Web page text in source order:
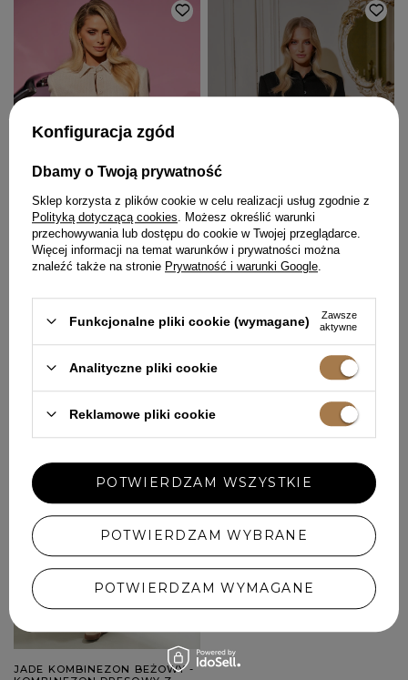
W DWÓCH WARIANTACH W
ZALEŻNOŚCI OD WZROSTU
829,00 ZŁ
WARIANT DLA WYŻSZYCH
OSÓB
XS
669,00 ZŁ
OKAZJA
JADE KOMBINEZON BEŻOWY -
Konfiguracja zgód
Dbamy o Twoją prywatność
Sklep korzysta z plików cookie w celu realizacji usług zgodnie z
Polityką dotyczącą cookies . Możesz określić warunki
przechowywania lub dostępu do cookie w Twojej przeglądarce.
Więcej informacji na temat warunków i prywatności można
znaleźć także na stronie Prywatność i warunki Google
Funkcjonalne pliki cookie (wymagane)
Zawsze
aktywne
Analityczne pliki cookie
Reklamowe pliki cookie
POTWIERDZAM WYBRANE
POTWIERDZAM WYMAGANE
POTWIERDZAM WSZYSTKIE